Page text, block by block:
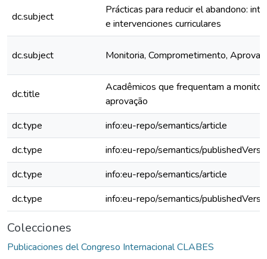
dc.subject
Prácticas para reducir el abandono:
e intervenciones curriculares
dc.subject Monitoria, Comprometimento,
dc.title
Acadêmicos que frequentam a
aprovação
dc.type
info:eu-repo/semantics/article
dc.type
info:eu-repo/semantics/
dc.type
info:eu-repo/semantics/article
dc.type
info:eu-repo/semantics/
Colecciones
Publicaciones del Congreso Internacional CLABES